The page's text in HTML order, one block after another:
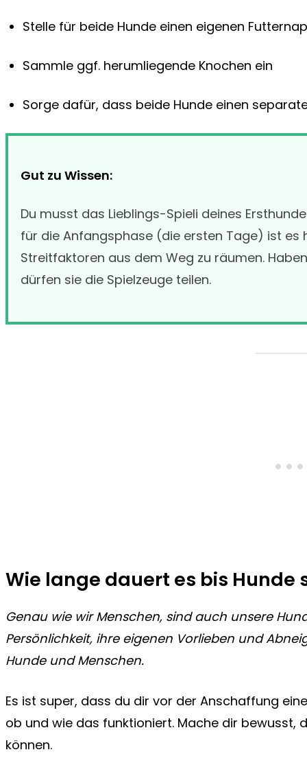
Stelle für beide Hunde einen eigenen
Sammle ggf. herumliegende Knochen ein
Sorge dafür, dass beide Hunde einen
Gut zu Wissen:
Du musst das Lieblings-Spieli deines
für die Anfangsphase (die ersten Tage) ist es
Streitfaktoren aus dem Weg zu räumen.
dürfen sie die Spielzeuge teilen.
Wie lange dauert es bis
Genau wie wir Menschen, sind auch unsere
Persönlichkeit, ihre eigenen Vorlieben und
Hunde und Menschen.
Es ist super, dass du dir vor der Anschaffung
ob und wie das funktioniert. Mache dir bewusst,
können.